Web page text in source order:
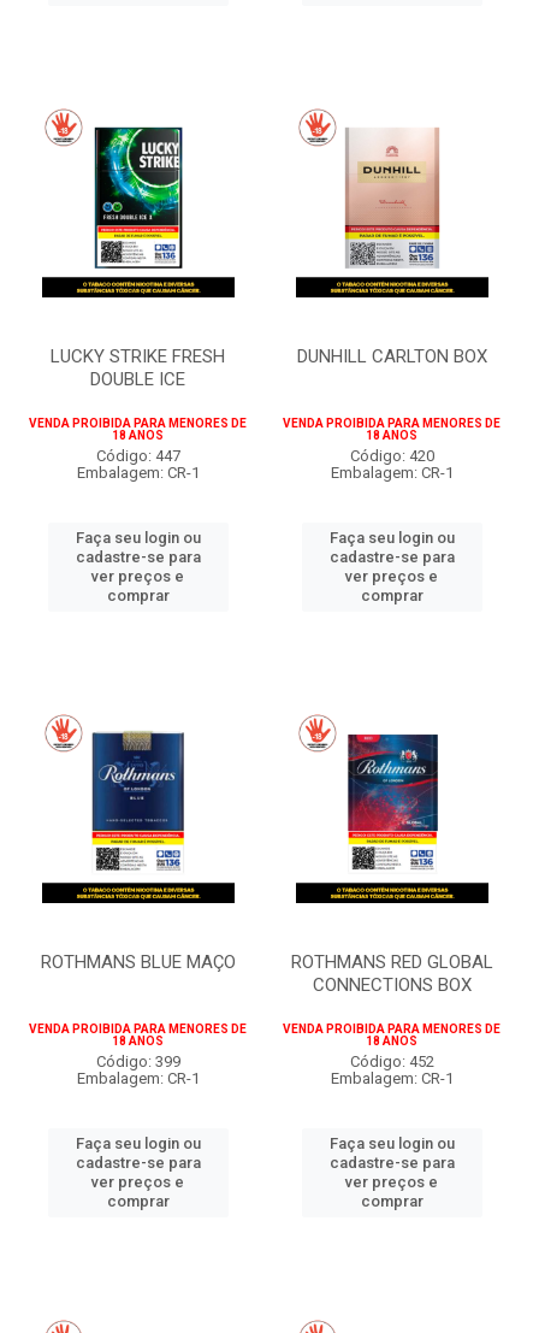
LUCKY STRIKE FRESH
DOUBLE ICE
VENDA PROIBIDA PARA MENORES DE
18 ANOS
Código: 447
Embalagem: CR-1
Faça seu login ou
cadastre-se para
ver preços e
comprar
DUNHILL CARLTON BOX
VENDA PROIBIDA PARA MENORES DE
18 ANOS
Código: 420
Embalagem: CR-1
Faça seu login ou
cadastre-se para
ver preços e
comprar
ROTHMANS BLUE MAÇO
VENDA PROIBIDA PARA MENORES DE
18 ANOS
Código: 399
Embalagem: CR-1
Faça seu login ou
cadastre-se para
ver preços e
comprar
ROTHMANS RED GLOBAL
CONNECTIONS BOX
VENDA PROIBIDA PARA MENORES DE
18 ANOS
Código: 452
Embalagem: CR-1
Faça seu login ou
cadastre-se para
ver preços e
comprar